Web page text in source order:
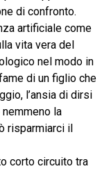
di confronto.
artificiale come
vita vera del
nel modo in
di un figlio che
l’ansia di dirsi
la
risparmiarci il
corto circuito tra